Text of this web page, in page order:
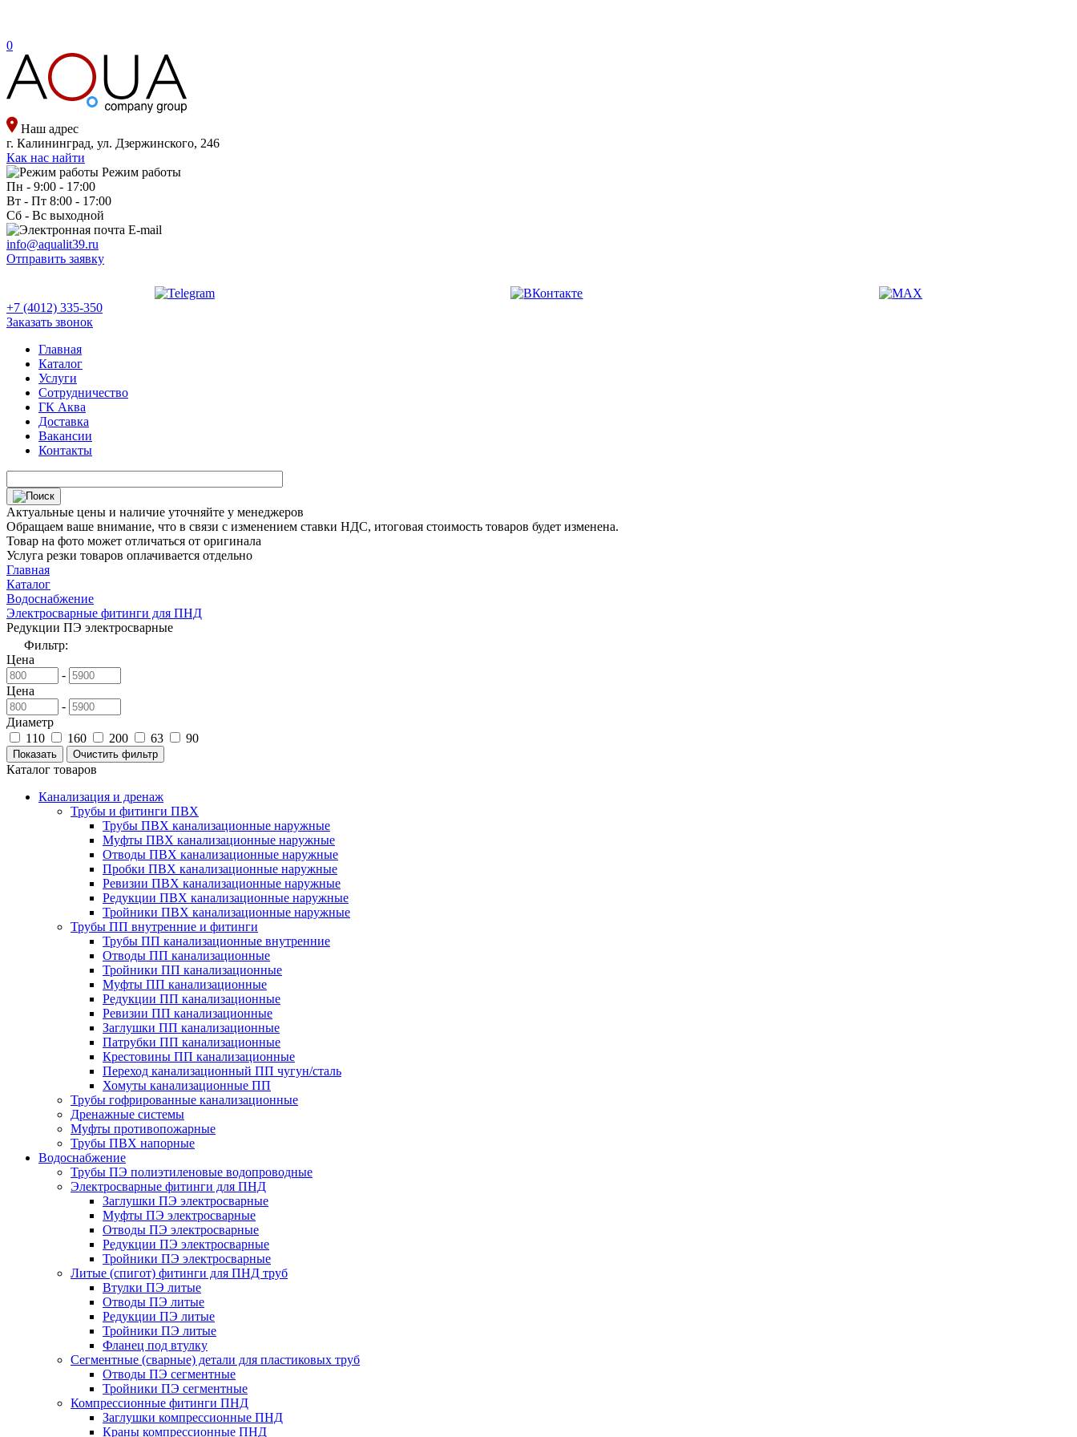
0
Наш адрес
г. Калининград, ул. Дзержинского, 246
Как нас найти
Режим работы
Пн - 9:00 - 17:00
Вт - Пт 8:00 - 17:00
Сб - Вс выходной
E-mail
info@aqualit39.ru
Отправить заявку
+7 (4012) 335-350
Заказать звонок
Главная
Каталог
Услуги
Сотрудничество
ГК Аква
Доставка
Вакансии
Контакты
Актуальные цены и наличие уточняйте у менеджеров
Обращаем ваше внимание, что в связи с изменением ставки НДС, итоговая стоимость товаров будет изменена.
Товар на фото может отличаться от оригинала
Услуга резки товаров оплачивается отдельно
Главная
Каталог
Водоснабжение
Электросварные фитинги для ПНД
Редукции ПЭ электросварные
Фильтр:
Цена
-
Цена
-
Диаметр
110
160 200 63 90
Каталог товаров
Канализация и дренаж
Трубы и фитинги ПВХ
Трубы ПВХ канализационные наружные
Муфты ПВХ канализационные наружные
Отводы ПВХ канализационные наружные
Пробки ПВХ канализационные наружные
Ревизии ПВХ канализационные наружные
Редукции ПВХ канализационные наружные
Тройники ПВХ канализационные наружные
Трубы ПП внутренние и фитинги
Трубы ПП канализационные внутренние
Отводы ПП канализационные
Тройники ПП канализационные
Муфты ПП канализационные
Редукции ПП канализационные
Ревизии ПП канализационные
Заглушки ПП канализационные
Патрубки ПП канализационные
Крестовины ПП канализационные
Переход канализационный ПП чугун/сталь
Хомуты канализационные ПП
Трубы гофрированные канализационные
Дренажные системы
Муфты противопожарные
Трубы ПВХ напорные
Водоснабжение
Трубы ПЭ полиэтиленовые водопроводные
Электросварные фитинги для ПНД
Заглушки ПЭ электросварные
Муфты ПЭ электросварные
Отводы ПЭ электросварные
Редукции ПЭ электросварные
Тройники ПЭ электросварные
Литые (спигот) фитинги для ПНД труб
Втулки ПЭ литые
Отводы ПЭ литые
Редукции ПЭ литые
Тройники ПЭ литые
Фланец под втулку
Сегментные (сварные) детали для пластиковых труб
Отводы ПЭ сегментные
Тройники ПЭ сегментные
Компрессионные фитинги ПНД
Заглушки компрессионные ПНД
Краны компрессионные ПНД